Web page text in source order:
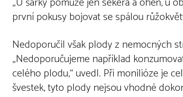
první pokusy bojovat se spálou
Nedoporučil však plody z nemocných
„Nedoporučujeme například
celého plodu,“ uvedl. Při monilióze je
švestek, tyto plody nejsou vhodné